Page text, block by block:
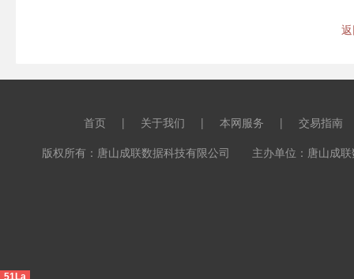
首页 | 关于我们 | 本网服务 |
交易指南
版权所有：唐山成联数据科技有限公司 主办单位：唐山成
51La